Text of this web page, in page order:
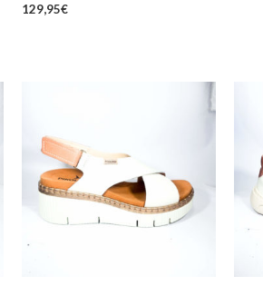
129,95€